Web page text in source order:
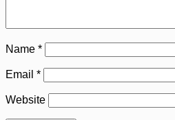
Name *
Email *
Website